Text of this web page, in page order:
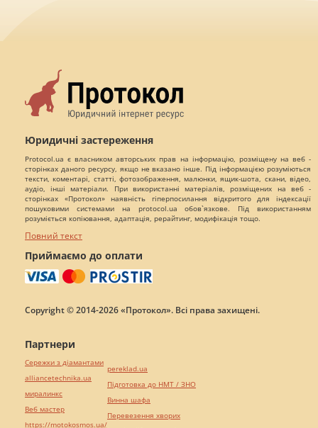
Юридичні застереження
Protocol.ua є власником авторських прав на інформацію, розміщену на веб -
сторінках даного ресурсу, якщо не вказано інше. Під інформацією розуміються
тексти, коментарі, статті, фотозображення, малюнки, ящик-шота, скани, відео,
аудіо, інші матеріали. При використанні матеріалів, розміщених на веб -
сторінках «Протокол» наявність гіперпосилання відкритого для індексації
пошуковими системами на protocol.ua обов`язкове. Під використанням
розуміється копіювання, адаптація, рерайтинг, модифікація тощо.
Повний текст
Приймаємо до оплати
Copyright © 2014-2026 «Протокол». Всі права захищені.
Партнери
Сережки з діамантами
alliancetechnika.ua
миралинкс
Веб мастер
https://motokosmos.ua/
pereklad.ua
Підготовка до НМТ / ЗНО
Винна шафа
Перевезення хворих